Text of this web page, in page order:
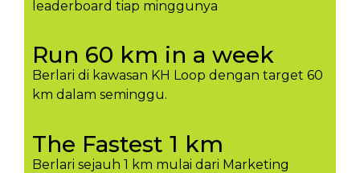
leaderboard tiap minggunya​
Run 60 km in a week
Berlari di kawasan KH Loop dengan target 60
km dalam seminggu.​
The Fastest 1 km
Berlari sejauh 1 km mulai dari Marketing